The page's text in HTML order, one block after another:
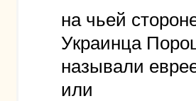
на чьей
Украинца
называли
или